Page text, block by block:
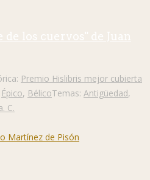
los cuervos" de Juan
Premio Hislibris mejor cubierta
Épico, BélicoTemas: Antigüedad,
C.